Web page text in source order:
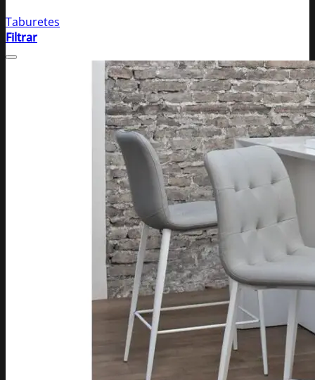
Taburetes
Filtrar